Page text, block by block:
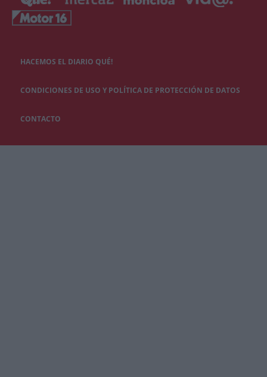
HACEMOS EL DIARIO QUÉ!
CONDICIONES DE USO Y POLÍTICA DE PROTECCIÓN DE DATOS
CONTACTO